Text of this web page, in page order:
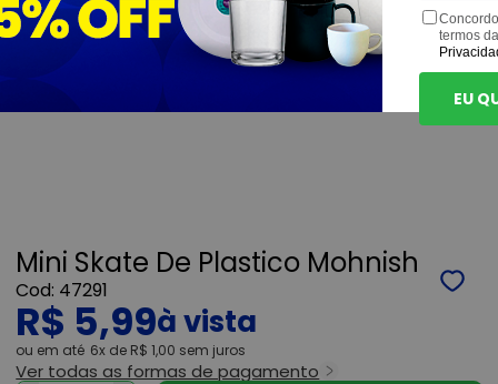
Mini Skate De Plastico Mohnish
47291
R$ 5,99
ou 6x de R$ 1,00 sem juros
Ver todas as formas de pagamento
termos
EU